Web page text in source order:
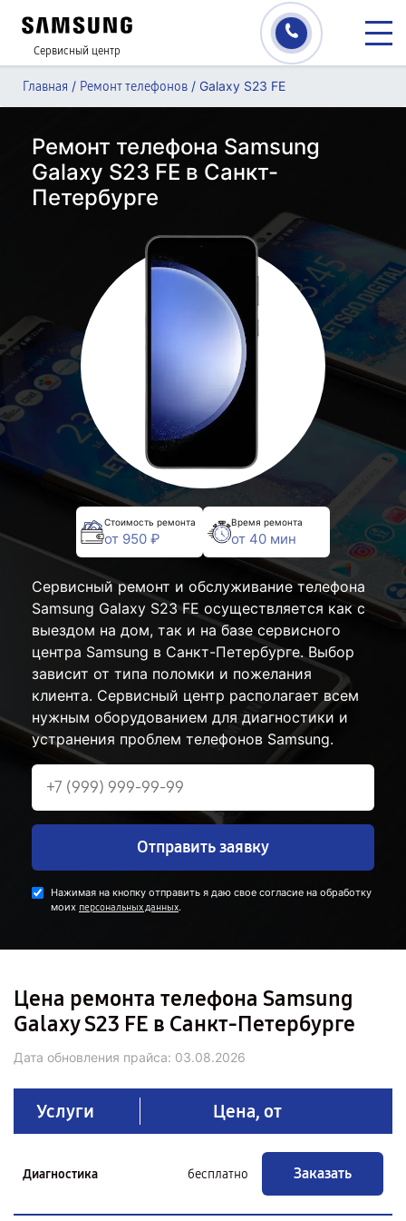
Сервисный центр
Главная / Ремонт телефонов / Galaxy S23 FE
Ремонт телефона Samsung
Galaxy S23 FE в Санкт-
Петербурге
Стоимость ремонта
от 950 ₽
Время ремонта
от 40 мин
Сервисный ремонт и обслуживание телефона
Samsung Galaxy S23 FE осуществляется как с
выездом на дом, так и на базе сервисного
центра Samsung в Санкт-Петербурге. Выбор
зависит от типа поломки и пожелания
клиента. Сервисный центр располагает всем
нужным оборудованием для диагностики и
устранения проблем телефонов Samsung.
Отправить заявку
Нажимая на кнопку отправить я даю свое согласие на обработку
моих персональных данных.
Цена ремонта телефона Samsung
Galaxy S23 FE в Санкт-Петербурге
Дата обновления прайса: 03.08.2026
Услуги Цена, от
Диагностика бесплатно Заказать